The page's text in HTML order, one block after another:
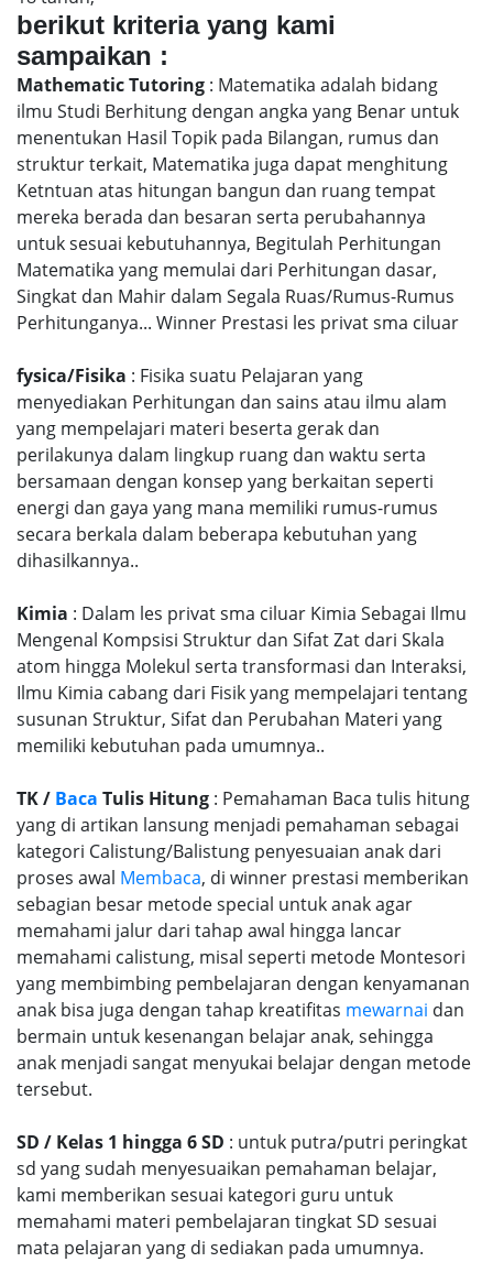
berikut kriteria yang kami
sampaikan :
Mathematic Tutoring : Matematika adalah bidang
ilmu Studi Berhitung dengan angka yang Benar untuk
menentukan Hasil Topik pada Bilangan, rumus dan
struktur terkait, Matematika juga dapat menghitung
Ketntuan atas hitungan bangun dan ruang tempat
mereka berada dan besaran serta perubahannya
untuk sesuai kebutuhannya, Begitulah Perhitungan
Matematika yang memulai dari Perhitungan dasar,
Singkat dan Mahir dalam Segala Ruas/Rumus-Rumus
Perhitunganya... Winner Prestasi les privat sma ciluar
fysica/Fisika : Fisika suatu Pelajaran yang
menyediakan Perhitungan dan sains atau ilmu alam
yang mempelajari materi beserta gerak dan
perilakunya dalam lingkup ruang dan waktu serta
bersamaan dengan konsep yang berkaitan seperti
energi dan gaya yang mana memiliki rumus-rumus
secara berkala dalam beberapa kebutuhan yang
dihasilkannya..
Kimia : Dalam les privat sma ciluar Kimia Sebagai Ilmu
Mengenal Kompsisi Struktur dan Sifat Zat dari Skala
atom hingga Molekul serta transformasi dan Interaksi,
Ilmu Kimia cabang dari Fisik yang mempelajari tentang
susunan Struktur, Sifat dan Perubahan Materi yang
memiliki kebutuhan pada umumnya..
TK / Baca Tulis Hitung : Pemahaman Baca tulis hitung
yang di artikan lansung menjadi pemahaman sebagai
kategori Calistung/Balistung penyesuaian anak dari
proses awal Membaca, di winner prestasi memberikan
sebagian besar metode special untuk anak agar
memahami jalur dari tahap awal hingga lancar
memahami calistung, misal seperti metode Montesori
yang membimbing pembelajaran dengan kenyamanan
anak bisa juga dengan tahap kreatifitas mewarnai dan
bermain untuk kesenangan belajar anak, sehingga
anak menjadi sangat menyukai belajar dengan metode
tersebut.
SD / Kelas 1 hingga 6 SD : untuk putra/putri peringkat
sd yang sudah menyesuaikan pemahaman belajar,
kami memberikan sesuai kategori guru untuk
memahami materi pembelajaran tingkat SD sesuai
mata pelajaran yang di sediakan pada umumnya.